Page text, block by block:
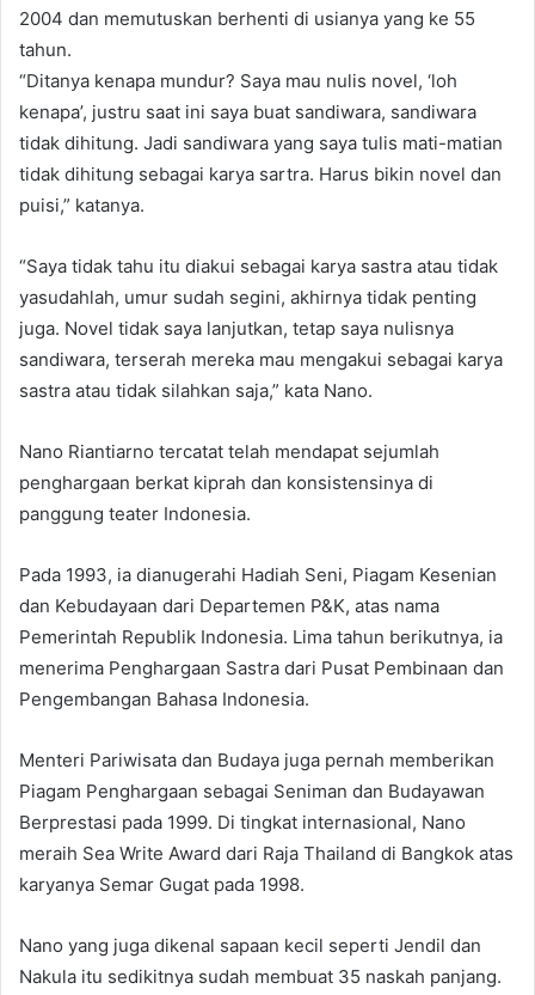
2004 dan memutuskan berhenti di usianya yang ke 55
tahun.
“Ditanya kenapa mundur? Saya mau nulis novel, ‘loh
kenapa’, justru saat ini saya buat sandiwara, sandiwara
tidak dihitung. Jadi sandiwara yang saya tulis mati-matian
tidak dihitung sebagai karya sartra. Harus bikin novel dan
puisi,” katanya.
“Saya tidak tahu itu diakui sebagai karya sastra atau tidak
yasudahlah, umur sudah segini, akhirnya tidak penting
juga. Novel tidak saya lanjutkan, tetap saya nulisnya
sandiwara, terserah mereka mau mengakui sebagai karya
sastra atau tidak silahkan saja,” kata Nano.
Nano Riantiarno tercatat telah mendapat sejumlah
penghargaan berkat kiprah dan konsistensinya di
panggung teater Indonesia.
Pada 1993, ia dianugerahi Hadiah Seni, Piagam Kesenian
dan Kebudayaan dari Departemen P&K, atas nama
Pemerintah Republik Indonesia. Lima tahun berikutnya, ia
menerima Penghargaan Sastra dari Pusat Pembinaan dan
Pengembangan Bahasa Indonesia.
Menteri Pariwisata dan Budaya juga pernah memberikan
Piagam Penghargaan sebagai Seniman dan Budayawan
Berprestasi pada 1999. Di tingkat internasional, Nano
meraih Sea Write Award dari Raja Thailand di Bangkok atas
karyanya Semar Gugat pada 1998.
Nano yang juga dikenal sapaan kecil seperti Jendil dan
Nakula itu sedikitnya sudah membuat 35 naskah panjang.